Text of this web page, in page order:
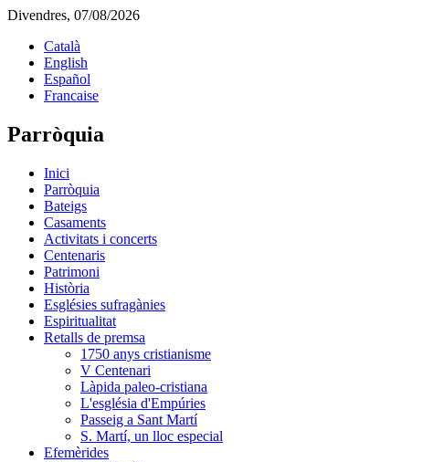
Divendres, 07/08/2026
Català
English
Español
Francaise
Parròquia
Inici
Parròquia
Bateigs
Casaments
Activitats i concerts
Centenaris
Patrimoni
Història
Esglésies sufragànies
Espiritualitat
Retalls de premsa
1750 anys cristianisme
V Centenari
Làpida paleo-cristiana
L'església d'Empúries
Passeig a Sant Martí
S. Martí, un lloc especial
Efemèrides